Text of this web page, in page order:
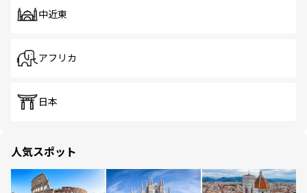
中近東
アフリカ
日本
人気スポット